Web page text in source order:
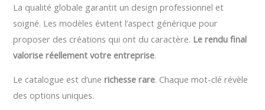
La qualité globale garantit un design professionnel et
soigné. Les modèles évitent l’aspect générique pour
proposer des créations qui ont du caractère. Le rendu final
valorise réellement votre entreprise.
Le catalogue est d’unerichesse rare. Chaque mot-clé révèle
des options uniques.